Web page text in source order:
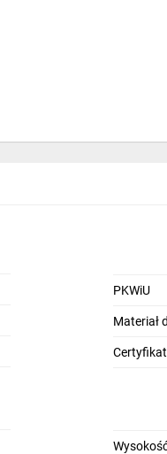
PKWiU
Materiał
Certyfikat